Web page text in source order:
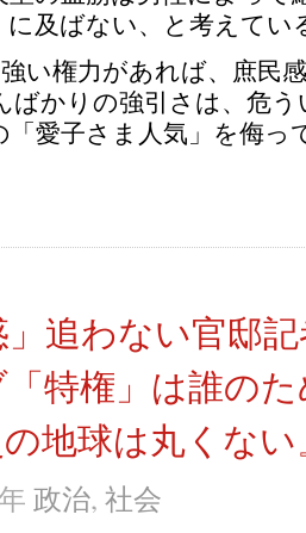
に及ばない、と考えてい
い権力があれば、庶民
ばかりの強引さは、危
「愛子さま人気」を侮っ
」追わない官邸
特権」は誰の
の地球は丸くな
政治, 社会